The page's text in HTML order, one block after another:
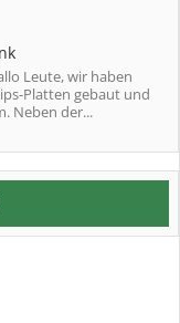
Leute, wir haben
Platten gebaut und
Neben der...